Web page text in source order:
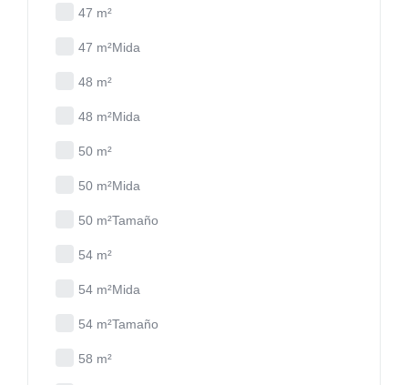
47 m²
47 m²Mida
48 m²
48 m²Mida
50 m²
50 m²Mida
50 m²Tamaño
54 m²
54 m²Mida
54 m²Tamaño
58 m²